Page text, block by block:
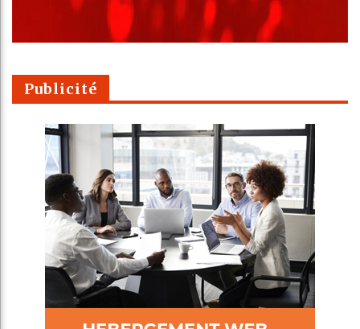
Publicité